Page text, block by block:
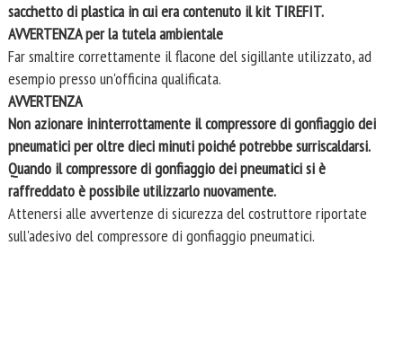
sacchetto di plastica in cui era contenuto il kit TIREFIT.
AVVERTENZA per la tutela ambientale
Far smaltire correttamente il flacone del sigillante utilizzato, ad
esempio presso un'officina qualificata.
AVVERTENZA
Non azionare ininterrottamente il compressore di gonfiaggio dei
pneumatici per oltre dieci minuti poiché potrebbe surriscaldarsi.
Quando il compressore di gonfiaggio dei pneumatici si è
raffreddato è possibile utilizzarlo nuovamente.
Attenersi alle avvertenze di sicurezza del costruttore riportate
sull'adesivo del compressore di gonfiaggio pneumatici.